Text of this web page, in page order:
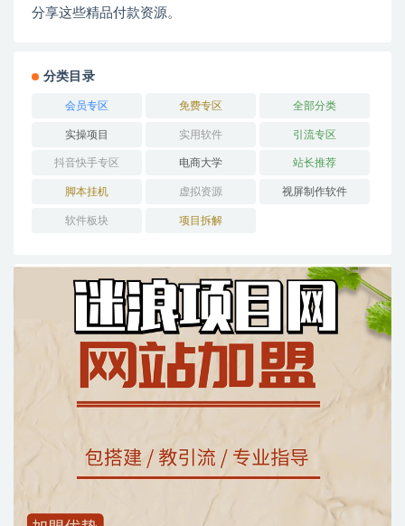
分享这些精品付款资源。
分类目录
会员专区 免费专区 全部分类
实操项目 实用软件 引流专区
抖音快手专区 电商大学 站长推荐
脚本挂机 虚拟资源 视屏制作软件
软件板块 项目拆解